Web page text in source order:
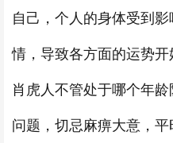
自己，个人的身体受到
情，导致各方面的运势
肖虎人不管处于哪个年
问题，切忌麻痹大意，